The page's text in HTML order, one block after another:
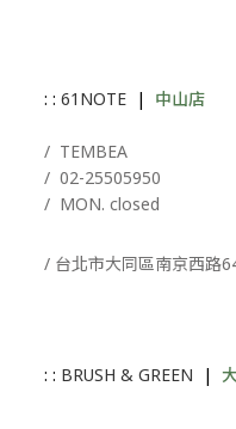
: : 61NOTE | 中山店
/ TEMBEA
/ 02-25505950
/ MON. closed
/ 台北市大同區南京西路
: : BRUSH & GREEN |